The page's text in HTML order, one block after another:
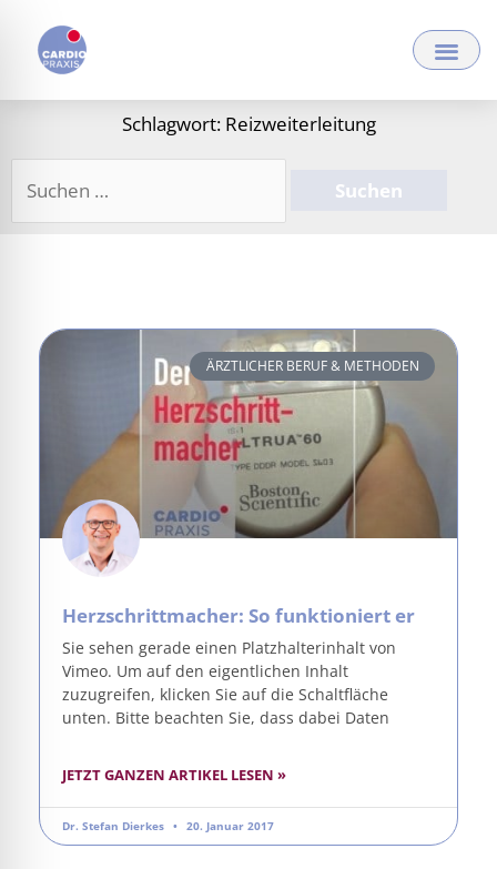
Inhalt
springen
Schlagwort: Reizweiterleitung
ÄRZTLICHER BERUF & METHODEN
Herzschrittmacher: So funktioniert er
Sie sehen gerade einen Platzhalterinhalt von
Vimeo. Um auf den eigentlichen Inhalt
zuzugreifen, klicken Sie auf die Schaltfläche
unten. Bitte beachten Sie, dass dabei Daten
JETZT GANZEN ARTIKEL LESEN »
Dr. Stefan Dierkes 20. Januar 2017